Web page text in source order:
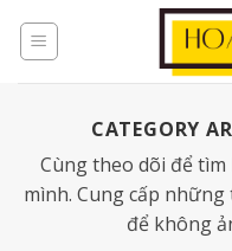
CATEGORY
Cùng theo dõi để
mình. Cung cấp
để không